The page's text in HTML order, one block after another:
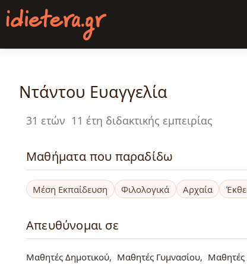
Παράκαμψη
προς
κυρίως
Ντάντου Ευαγγελία
31 ετών 11 έτη διδακτικής εμπειρίας
Μαθήματα που παραδίδω
Μέση Εκπαίδευση Φιλολογικά Αρχαία
Απευθύνομαι σε
Μαθητές Δημοτικού Μαθητές Γυμνασίου
Μαθητές